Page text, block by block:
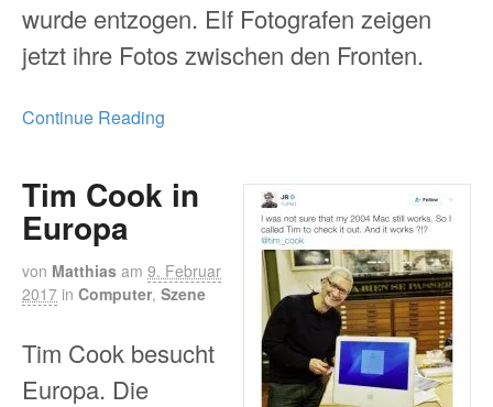
wurde entzogen. Elf Fotografen zeigen
jetzt ihre Fotos zwischen den Fronten.
Continue Reading
Tim Cook in
Europa
von Matthias am 9. Februar
2017 in Computer, Szene
Tim Cook besucht
Europa. Die